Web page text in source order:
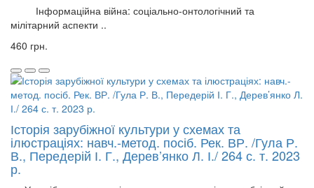
Інформаційна війна: соціально-онтологічний та
мілітарний аспекти ..
460 грн.
Історія зарубіжної культури у схемах та
ілюстраціях: навч.-метод. посіб. Рек. ВР. /Гула Р.
В., Передерій І. Г., Дерев’янко Л. І./ 264 с. т. 2023
р.